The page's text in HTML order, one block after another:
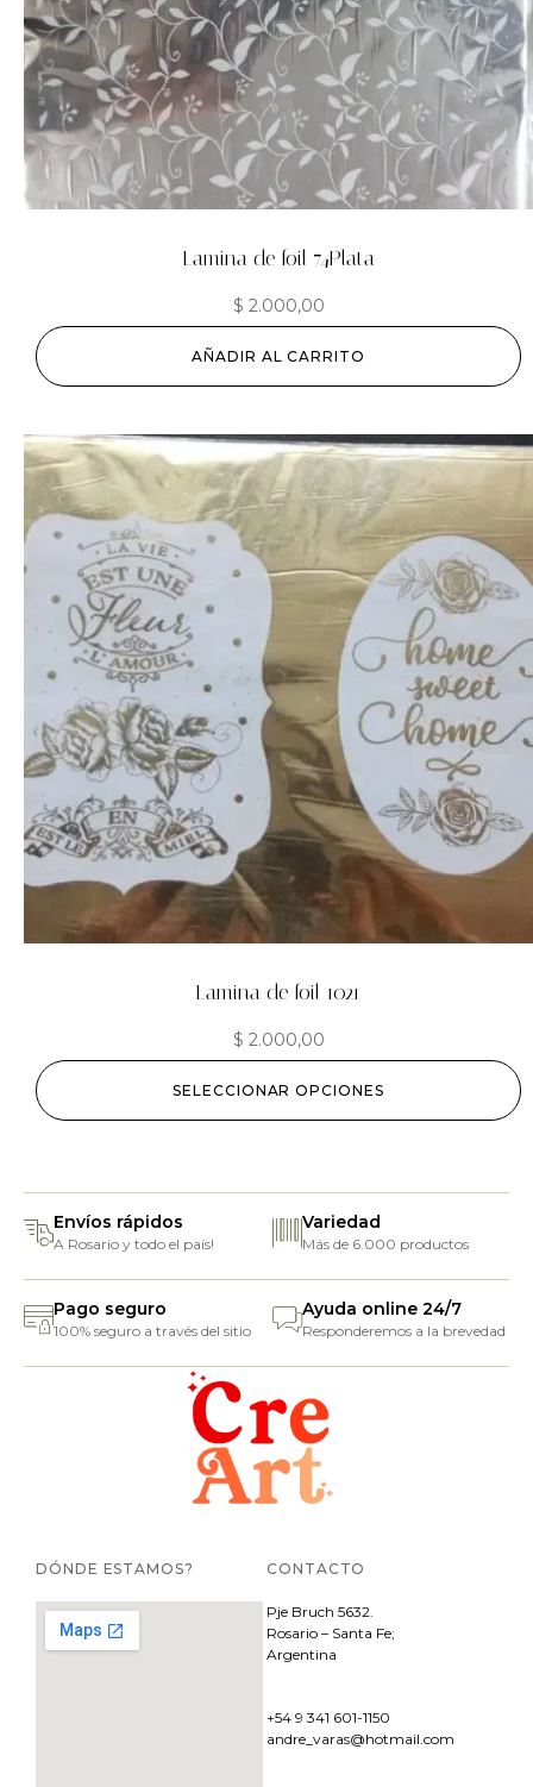
Lamina de foil 74Plata
$ 2.000,00
AÑADIR AL CARRITO
Lamina de foil 1021
$ 2.000,00
SELECCIONAR OPCIONES
Envíos rápidos
A Rosario y todo el país!
Variedad
Más de 6.000 productos
Pago seguro
100% seguro a través del sitio
Ayuda online 24/7
Responderemos a la brevedad
DÓNDE ESTAMOS? CONTACTO
Pje Bruch 5632.
Rosario – Santa Fe;
Argentina
+54 9 341 601-1150
andre_varas@hotmail.com